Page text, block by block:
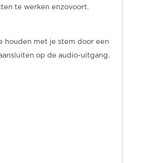
te werken enzovoort.
houden met je stem door een
op de audio-uitgang.